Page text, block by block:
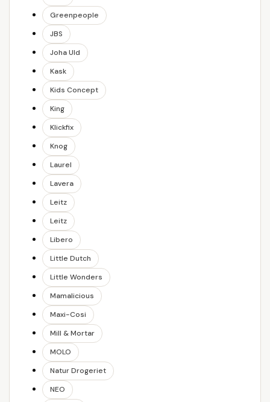
Greenpeople
JBS
Joha Uld
Kask
Kids Concept
King
Klickfix
Knog
Laurel
Lavera
Leitz
Leitz
Libero
Little Dutch
Little Wonders
Mamalicious
Maxi-Cosi
Mill & Mortar
MOLO
Natur Drogeriet
NEO